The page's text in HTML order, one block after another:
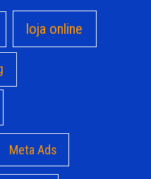
loja online
Meta Ads